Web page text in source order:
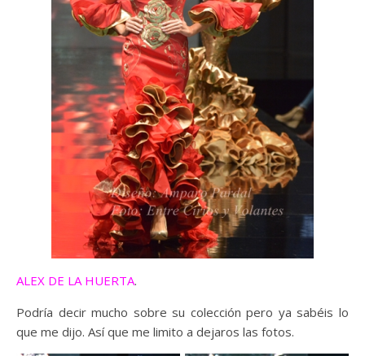
ALEX DE LA HUERTA.
Podría decir mucho sobre su colección pero ya sabéis lo
que me dijo. Así que me limito a dejaros las fotos.